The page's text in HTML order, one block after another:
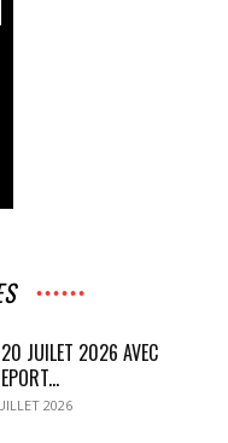
JUILET 2026 AVEC
2026